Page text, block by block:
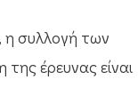
η συλλογή των
έρευνας είναι